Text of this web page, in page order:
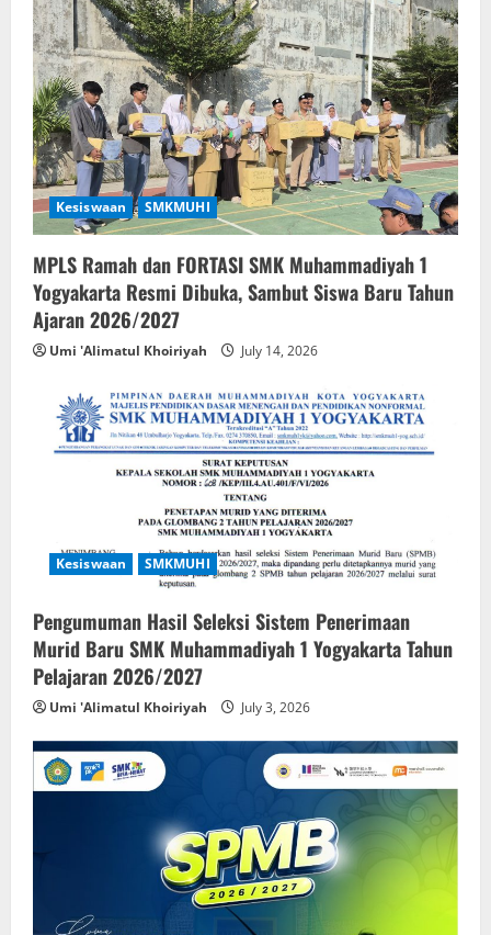
Kesiswaan SMKMUHI
MPLS Ramah dan FORTASI SMK Muhammadiyah 1
Yogyakarta Resmi Dibuka, Sambut Siswa Baru Tahun
Ajaran 2026/2027
Umi 'Alimatul Khoiriyah July 14, 2026
Kesiswaan SMKMUHI
Pengumuman Hasil Seleksi Sistem Penerimaan
Murid Baru SMK Muhammadiyah 1 Yogyakarta Tahun
Pelajaran 2026/2027
Umi 'Alimatul Khoiriyah July 3, 2026